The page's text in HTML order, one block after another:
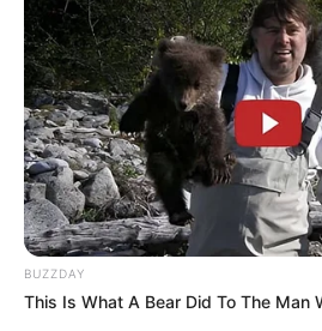
BUZZDAY
This Is What A Bear Did To The Man